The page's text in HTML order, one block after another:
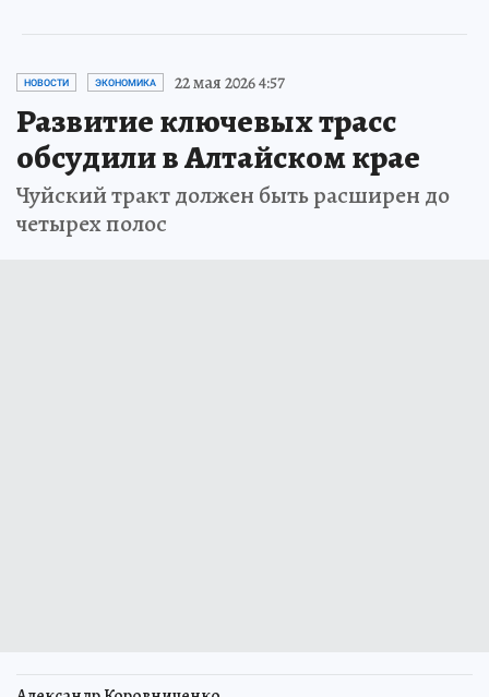
НОВОСТИ ЭКОНОМИКА 22 мая 2026 4:57
Развитие ключевых трасс
обсудили в Алтайском крае
Чуйский тракт должен быть расширен до
четырех полос